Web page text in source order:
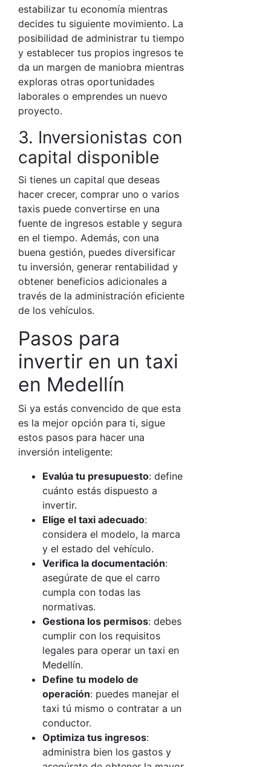
estabilizar tu economía mientras
decides tu siguiente movimiento. La
posibilidad de administrar tu tiempo
y establecer tus propios ingresos te
da un margen de maniobra mientras
exploras otras oportunidades
laborales o emprendes un nuevo
proyecto.
3. Inversionistas con
capital disponible
Si tienes un capital que deseas
hacer crecer, comprar uno o varios
taxis puede convertirse en una
fuente de ingresos estable y segura
en el tiempo. Además, con una
buena gestión, puedes diversificar
tu inversión, generar rentabilidad y
obtener beneficios adicionales a
través de la administración eficiente
de los vehículos.
Pasos para
invertir en un taxi
en Medellín
Si ya estás convencido de que esta
es la mejor opción para ti, sigue
estos pasos para hacer una
inversión inteligente:
Evalúa tu presupuesto: define
cuánto estás dispuesto a
invertir.
Elige el taxi adecuado:
considera el modelo, la marca
y el estado del vehículo.
Verifica la documentación:
asegúrate de que el carro
cumpla con todas las
normativas.
Gestiona los permisos: debes
cumplir con los requisitos
legales para operar un taxi en
Medellín.
Define tu modelo de
operación: puedes manejar el
taxi tú mismo o contratar a un
conductor.
Optimiza tus ingresos:
administra bien los gastos y